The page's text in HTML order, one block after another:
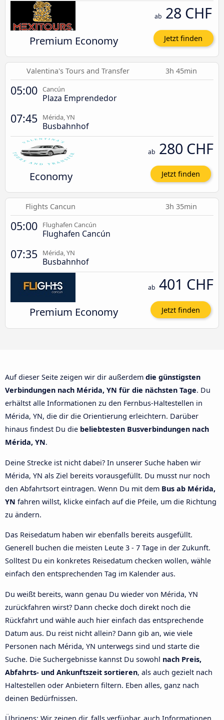
Premium Economy
ab 28 CHF
Jetzt finden
Valentina's Tours and Transfer 3h 45min
05:00 Cancún
Plaza Emprendedor
07:45 Mérida, YN
Busbahnhof
Economy
ab 280 CHF
Jetzt finden
Flights Cancun 3h 35min
05:00 Flughafen Cancún
Flughafen Cancún
07:35 Mérida, YN
Busbahnhof
Premium Economy
ab 401 CHF
Jetzt finden
Auf dieser Seite zeigen wir dir außerdem die günstigsten
Verbindungen nach Mérida, YN für die nächsten Tage. Du
erhältst alle Informationen zu den Fernbus-Haltestellen in
Mérida, YN, die dir die Orientierung erleichtern. Darüber
hinaus findest Du die beliebtesten Busverbindungen nach
Mérida, YN.
Deine Strecke ist nicht dabei? In unserer Suche haben wir
Mérida, YN als Ziel bereits vorausgefüllt. Du musst nur noch
den Abfahrtsort eintragen. Wenn Du mit dem Bus ab Mérida,
YN fahren willst, klicke einfach auf die Pfeile, um die Richtung
zu ändern.
Das Reisedatum haben wir ebenfalls bereits ausgefüllt.
Generell buchen die meisten Leute 3 - 7 Tage in der Zukunft.
Solltest Du ein konkretes Reisedatum checken wollen, wähle
einfach den entsprechenden Tag im Kalender aus.
Du weißt bereits, wann genau Du wieder von Mérida, YN
zurückfahren wirst? Dann checke doch direkt noch die
Rückfahrt und wähle auch hier einfach das entsprechende
Datum aus. Du reist nicht allein? Dann gib an, wie viele
Personen nach Mérida, YN unterwegs sind und starte die
Suche. Die Suchergebnisse kannst Du sowohl nach Preis,
Abfahrts- und Ankunftszeit sortieren, als auch gezielt nach
Haltestellen oder Anbietern filtern. Eben alles, ganz nach
deinen Bedürfnissen.